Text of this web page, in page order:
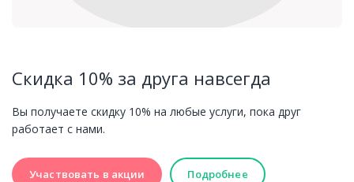
Скидка 10% за друга навсегда
Вы получаете скидку 10% на любые услуги, пока друг
работает с нами.
Участвовать в акции
Участвовать в акции Подробнее
Подробнее